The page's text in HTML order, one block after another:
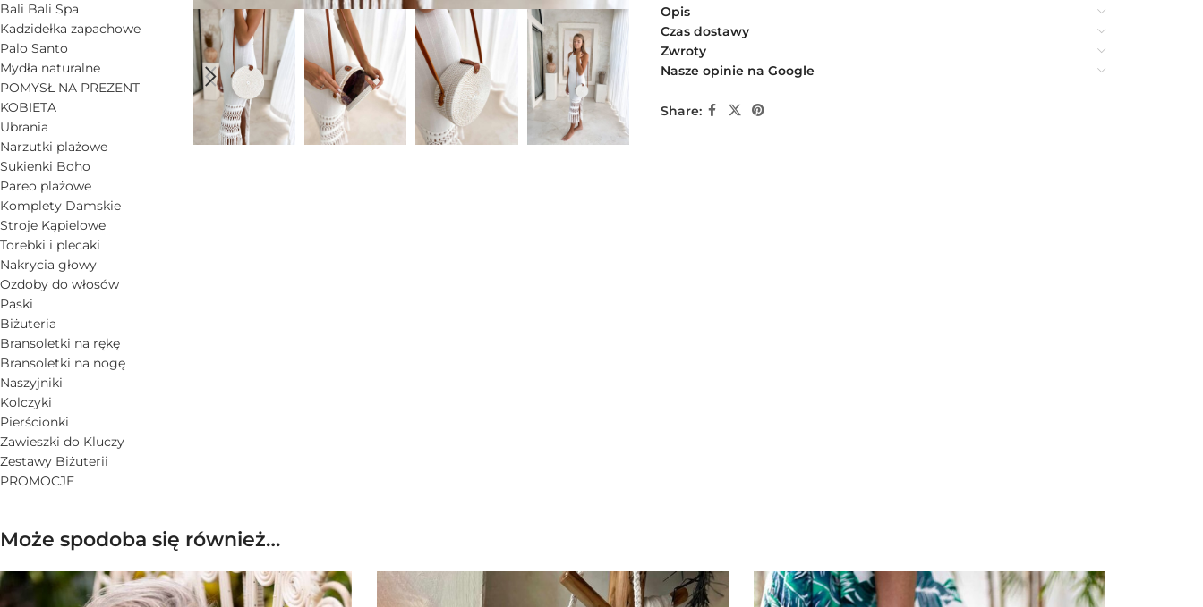
Bali Bali Spa
Kadzidełka zapachowe
Palo Santo
Mydła naturalne
POMYSŁ NA PREZENT
KOBIETA
Ubrania
Narzutki plażowe
Sukienki Boho
Pareo plażowe
Komplety Damskie
Stroje Kąpielowe
Torebki i plecaki
Nakrycia głowy
Ozdoby do włosów
Paski
Biżuteria
Bransoletki na rękę
Bransoletki na nogę
Naszyjniki
Kolczyki
Pierścionki
Zawieszki do Kluczy
Zestawy Biżuterii
PROMOCJE
Opis
Czas dostawy
Zwroty
Nasze opinie na Google
Share:
Może spodoba się również…